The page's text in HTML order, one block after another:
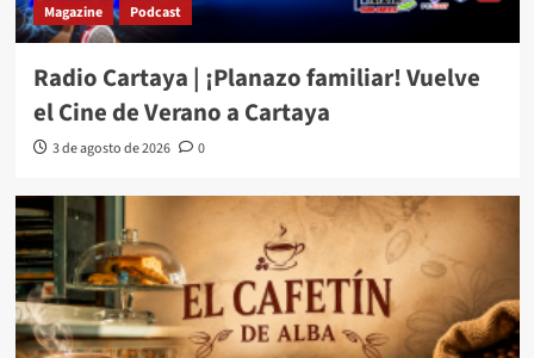
Magazine Podcast
Radio Cartaya | ¡Planazo familiar! Vuelve
el Cine de Verano a Cartaya
3 de agosto de 2026 0